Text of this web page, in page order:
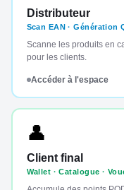
Distributeur
Scan EAN · Génération
Scanne les produits en
pour les clients.
Accéder à l'espace
👤
Client final
Wallet · Catalogue ·